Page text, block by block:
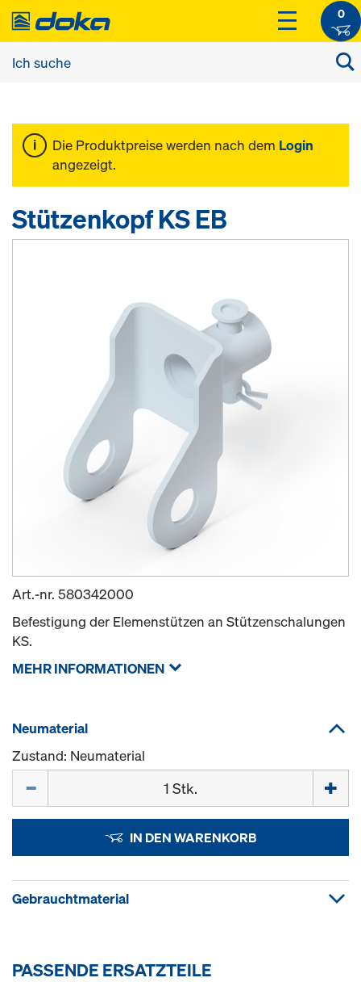
0
Die Produktpreise werden nach dem Login
angezeigt.
Stützenkopf KS EB
Art.-nr. 580342000
Befestigung der Elemenstützen an Stützenschalungen
KS.
MEHR INFORMATIONEN
Neumaterial
Zustand: Neumaterial
IN DEN WARENKORB
Gebrauchtmaterial
PASSENDE ERSATZTEILE